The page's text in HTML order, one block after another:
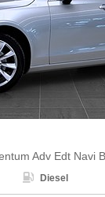
Adv Edt Navi
 Diesel